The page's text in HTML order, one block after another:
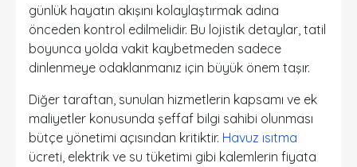
günlük hayatın akışını kolaylaştırmak adına
önceden kontrol edilmelidir. Bu lojistik detaylar, tatil
boyunca yolda vakit kaybetmeden sadece
dinlenmeye odaklanmanız için büyük önem taşır.
Diğer taraftan, sunulan hizmetlerin kapsamı ve ek
maliyetler konusunda şeffaf bilgi sahibi olunması
bütçe yönetimi açısından kritiktir. Havuz ısıtma
ücreti, elektrik ve su tüketimi gibi kalemlerin fiyata